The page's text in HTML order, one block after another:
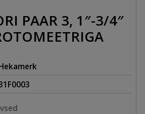
PAAR 3, 1″-3/4″